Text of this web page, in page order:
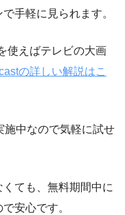
手軽に見られます。
使えばテレビの大画
の詳しい解説はこ
施中なので気軽に試せ
ても、無料期間中に
安心です。